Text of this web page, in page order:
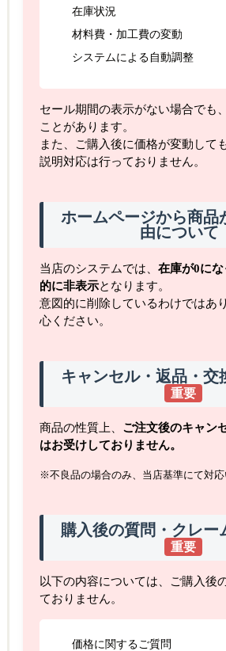
在庫状況
材料費・加工費の変動
システムによる自動調整
セール期間の表示がない場合でも
ことがあります。
また、ご購入後に価格が変動して
説明対応は行っておりません。
ホームページから商品
由について
当店のシステムでは、 在庫が0に
的に非表示となります。
意図的に削除しているわけではあ
心ください。
キャンセル・返品・交
重要
商品の性質上、 ご注文後のキャン
はお受けしておりません。
※不良品の場合のみ、当店基準にて対応
購入後の質問・クレー
重要
以下の内容については、ご購入後
ておりません。
価格に関するご質問